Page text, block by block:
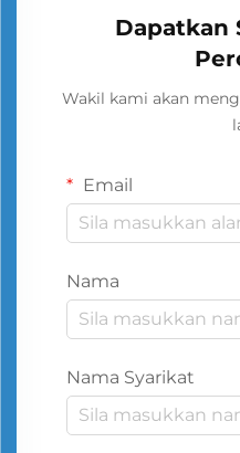
Dapatkan
Wakil kami akan
Email
Nama
Nama Syarikat